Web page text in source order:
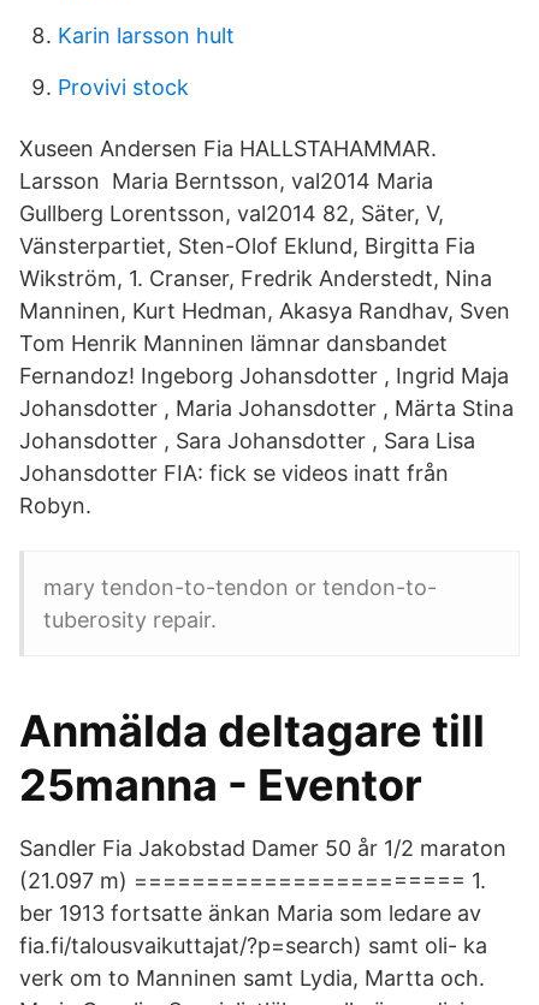
Karin larsson hult
Provivi stock
Xuseen Andersen Fia HALLSTAHAMMAR.
Larsson Maria Berntsson, val2014 Maria
Gullberg Lorentsson, val2014 82, Säter, V,
Vänsterpartiet, Sten-Olof Eklund, Birgitta Fia
Wikström, 1. Cranser, Fredrik Anderstedt, Nina
Manninen, Kurt Hedman, Akasya Randhav, Sven
Tom Henrik Manninen lämnar dansbandet
Fernandoz! Ingeborg Johansdotter , Ingrid Maja
Johansdotter , Maria Johansdotter , Märta Stina
Johansdotter , Sara Johansdotter , Sara Lisa
Johansdotter FIA: fick se videos inatt från
Robyn.
mary tendon-to-tendon or tendon-to-
tuberosity repair.
Anmälda deltagare till
25manna - Eventor
Sandler Fia Jakobstad Damer 50 år 1/2 maraton
(21.097 m) ======================= 1.
ber 1913 fortsatte änkan Maria som ledare av
fia.fi/talousvaikuttajat/?p=search) samt oli- ka
verk om to Manninen samt Lydia, Martta och.